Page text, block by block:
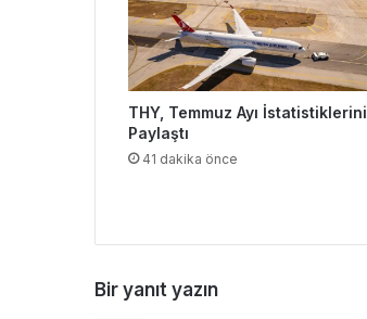
THY, Temmuz Ayı İstatistiklerini
Paylaştı
41 dakika önce
Bir yanıt yazın